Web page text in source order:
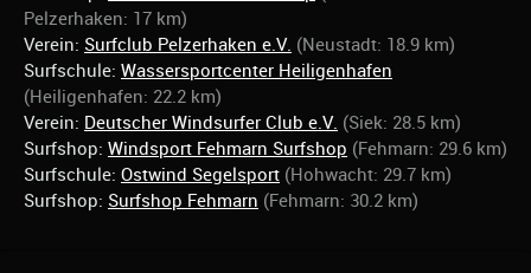
Pelzerhaken: 17 km)
Verein: Surfclub Pelzerhaken e.V. (Neustadt: 18.9 km)
Surfschule: Wassersportcenter Heiligenhafen
(Heiligenhafen: 22.2 km)
Verein: Deutscher Windsurfer Club e.V. (Siek: 28.5 km)
Surfshop: Windsport Fehmarn Surfshop (Fehmarn: 29.6 km)
Surfschule: Ostwind Segelsport (Hohwacht: 29.7 km)
Surfshop: Surfshop Fehmarn (Fehmarn: 30.2 km)